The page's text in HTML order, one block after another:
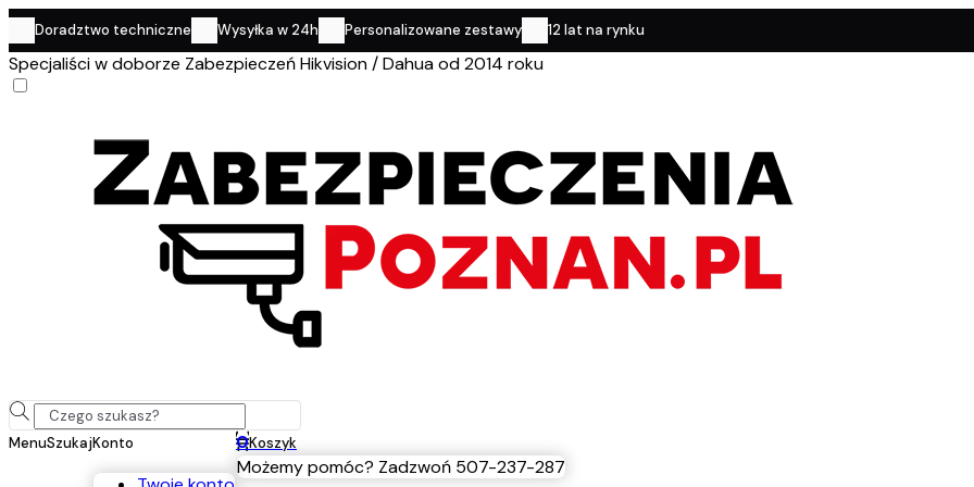
Doradztwo techniczne Wysyłka w 24h Personalizowane zestawy 12 lat na rynku
Specjaliści w doborze Zabezpieczeń Hikvision / Dahua od 2014 roku
MenuSzukajKonto 0Koszyk
Możemy pomóc? Zadzwoń 507-237-287